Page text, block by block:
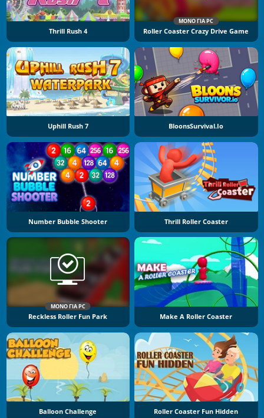
Thrill Rush 4
ΜΌΝΟ ΓΙΑ PC
Roller Coaster Crazy Drive Game
Uphill Rush 7 BloonsSurvival.io
Number Bubble Shooter Thrill Roller Coaster
ΜΌΝΟ ΓΙΑ PC
Reckless Roller Fun Park Make A Roller Coaster
Balloon Challenge Roller Coaster Fun Hidden